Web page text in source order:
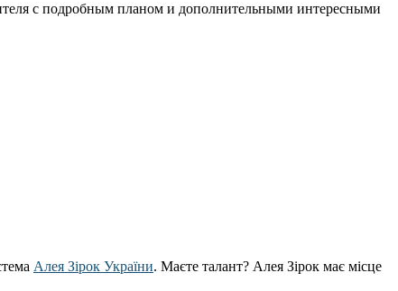
с подробным планом и дополнительными интересными
Алея Зірок України. Маєте талант? Алея Зірок має місце